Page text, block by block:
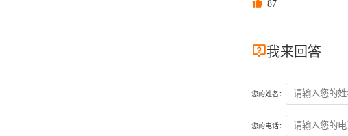
87
我来回答
您的姓名：
您的电话：